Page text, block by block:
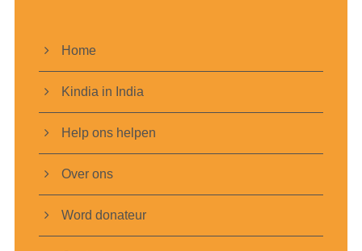
Home
Kindia in India
Help ons helpen
Over ons
Word donateur